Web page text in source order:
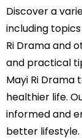
Discover a
including topics
Ri Drama and
and practical
Mayi Ri Drama
healthier life.
informed and
better lifestyle.